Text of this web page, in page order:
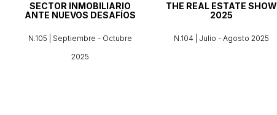
SECTOR INMOBILIARIO
ANTE NUEVOS DESAFÍOS
N.105 | Septiembre - Octubre
2025
THE REAL ESTATE SHOW
2025
N.104 | Julio - Agosto 2025